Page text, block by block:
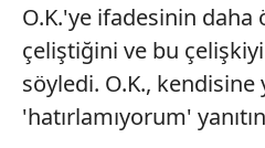
O.K.'ye ifadesinin daha
çeliştiğini ve bu
söyledi. O.K.,
'hatırlamıyorum'